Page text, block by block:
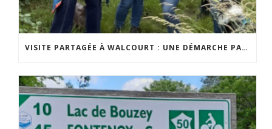
VISITE PARTAGÉE À WALCOURT : UNE DÉMARCHE PARTICIPATIVE ANIMÉE PAR ESPACE ENVIRONNEMENT